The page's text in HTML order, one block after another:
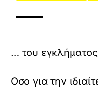
… του εγκλήματος
Οσο για την